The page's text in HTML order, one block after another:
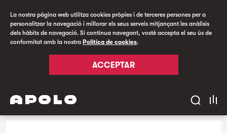
La nostra pàgina web utilitza cookies pròpies i de terceres persones per a
personalitzar la navegació i millorar els seus serveis mitjançant les anàlisis
dels hàbits de navegació. Si continua navegant, vostè accepta el seu ús de
conformitat amb la nostra Política de cookies.
ACCEPTAR